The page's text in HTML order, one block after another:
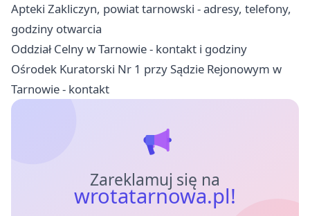
Apteki Zakliczyn, powiat tarnowski - adresy, telefony,
godziny otwarcia
Oddział Celny w Tarnowie - kontakt i godziny
Ośrodek Kuratorski Nr 1 przy Sądzie Rejonowym w
Tarnowie - kontakt
Zareklamuj się na
wrotatarnowa.pl!